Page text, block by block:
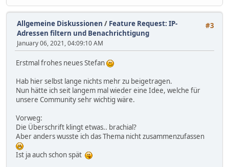
#3
Allgemeine Diskussionen / Feature Request: IP-
Adressen filtern und Benachrichtigung
January 06, 2021, 04:09:10 AM
Erstmal frohes neues Stefan
Hab hier selbst lange nichts mehr zu beigetragen.
Nun hätte ich seit langem mal wieder eine Idee, welche für
unsere Community sehr wichtig wäre.
Vorweg:
Die Überschrift klingt etwas.. brachial?
Aber anders wusste ich das Thema nicht zusammenzufassen
Ist ja auch schon spät